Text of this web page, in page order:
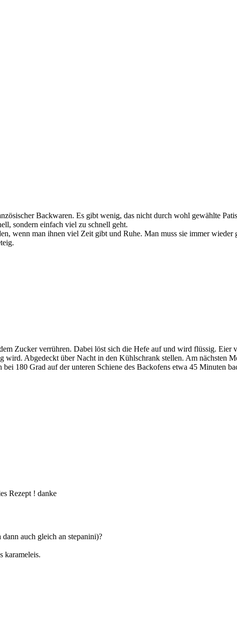
Backwaren. Es gibt wenig, das nicht durch wohl gewählte
sondern einfach viel zu schnell geht.
wenn man ihnen viel Zeit gibt und Ruhe. Man muss sie immer wieder
Zucker verrühren. Dabei löst sich die Hefe auf und wird flüssig.
wird. Abgedeckt über Nacht in den Kühlschrank stellen. Am nächsten
bei 180 Grad auf der unteren Schiene des Backofens etwa 45 Minuten
Rezept ! danke
auch gleich an stepanini)?
karameleis.